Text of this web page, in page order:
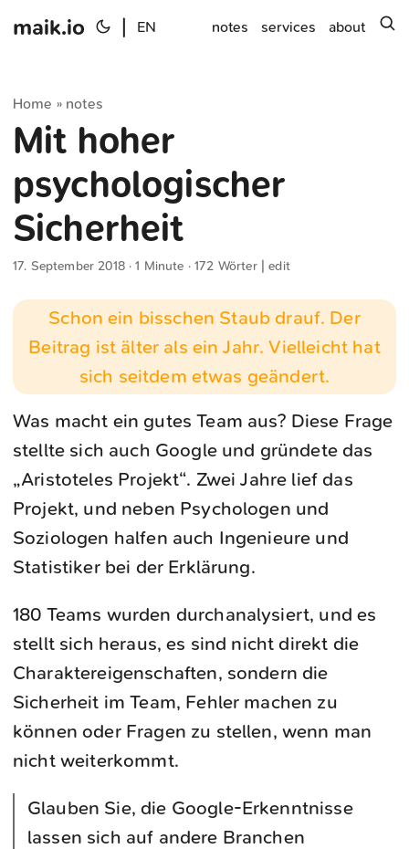
maik.io EN notes services about
Home » notes
Mit hoher
psychologischer
Sicherheit
17. September 2018· 1 Minute · 172 Wörter |edit
Schon ein bisschen Staub drauf. Der
Beitrag ist älter als ein Jahr. Vielleicht hat
sich seitdem etwas geändert.
Was macht ein gutes Team aus? Diese Frage
stellte sich auch Google und gründete das
„Aristoteles Projekt“. Zwei Jahre lief das
Projekt, und neben Psychologen und
Soziologen halfen auch Ingenieure und
Statistiker bei der Erklärung.
180 Teams wurden durchanalysiert, und es
stellt sich heraus, es sind nicht direkt die
Charaktereigenschaften, sondern die
Sicherheit im Team, Fehler machen zu
können oder Fragen zu stellen, wenn man
nicht weiterkommt.
Glauben Sie, die Google-Erkenntnisse
lassen sich auf andere Branchen